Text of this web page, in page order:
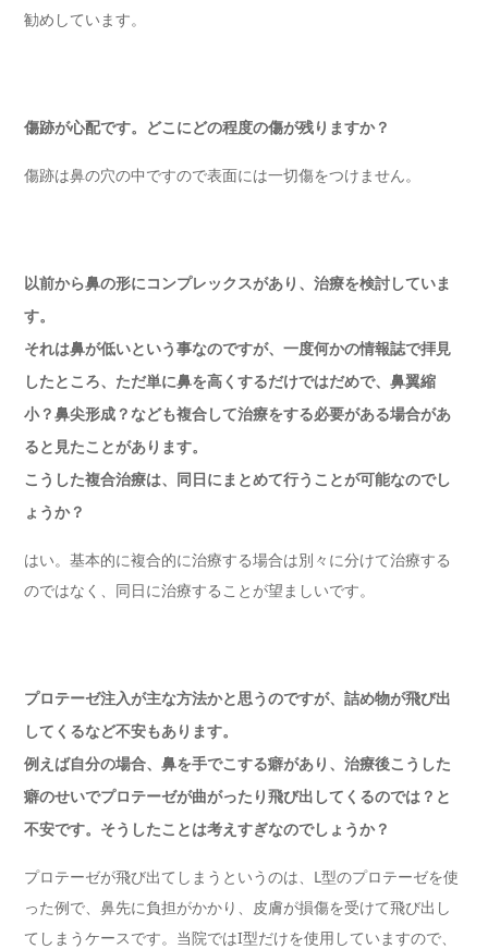
勧めしています。
傷跡が心配です。どこにどの程度の傷が残りますか？
傷跡は鼻の穴の中ですので表面には一切傷をつけません。
以前から鼻の形にコンプレックスがあり、治療を検討していま
す。
それは鼻が低いという事なのですが、一度何かの情報誌で拝見
したところ、ただ単に鼻を高くするだけではだめで、鼻翼縮
小？鼻尖形成？なども複合して治療をする必要がある場合があ
ると見たことがあります。
こうした複合治療は、同日にまとめて行うことが可能なのでし
ょうか？
はい。基本的に複合的に治療する場合は別々に分けて治療する
のではなく、同日に治療することが望ましいです。
プロテーゼ注入が主な方法かと思うのですが、詰め物が飛び出
してくるなど不安もあります。
例えば自分の場合、鼻を手でこする癖があり、治療後こうした
癖のせいでプロテーゼが曲がったり飛び出してくるのでは？と
不安です。そうしたことは考えすぎなのでしょうか？
プロテーゼが飛び出てしまうというのは、L型のプロテーゼを使
った例で、鼻先に負担がかかり、皮膚が損傷を受けて飛び出し
てしまうケースです。当院ではI型だけを使用していますので、